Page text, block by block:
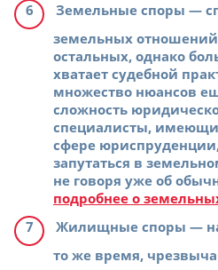
Земельные споры —
земельных
остальных, однако
хватает судебной
множество нюансов
сложность
специалисты,
сфере
запутаться в
не говоря уже об
подробнее о
Жилищные споры —
то же время,